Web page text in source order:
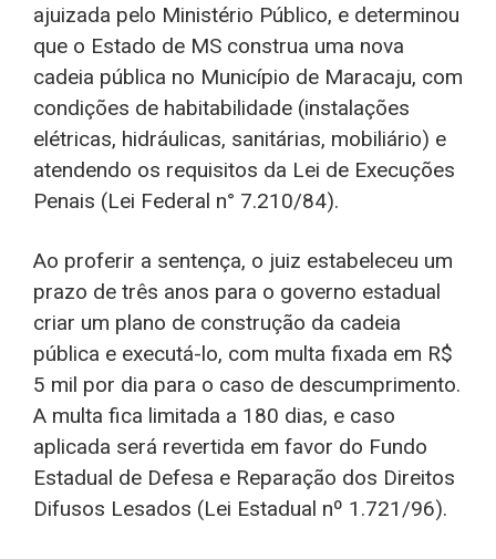
ajuizada pelo Ministério Público, e determinou
que o Estado de MS construa uma nova
cadeia pública no Município de Maracaju, com
condições de habitabilidade (instalações
elétricas, hidráulicas, sanitárias, mobiliário) e
atendendo os requisitos da Lei de Execuções
Penais (Lei Federal n° 7.210/84).
Ao proferir a sentença, o juiz estabeleceu um
prazo de três anos para o governo estadual
criar um plano de construção da cadeia
pública e executá-lo, com multa fixada em R$
5 mil por dia para o caso de descumprimento.
A multa fica limitada a 180 dias, e caso
aplicada será revertida em favor do Fundo
Estadual de Defesa e Reparação dos Direitos
Difusos Lesados (Lei Estadual nº 1.721/96).